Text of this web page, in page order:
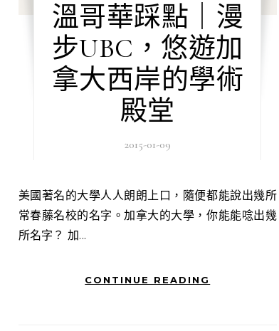
溫哥華踩點｜漫
步UBC，悠遊加
拿大西岸的學術
殿堂
2015-01-09
美國著名的大學人人朗朗上口，隨便都能說出幾所
常春藤名校的名字。加拿大的大學，你能能唸出幾
所名字？ 加...
CONTINUE READING